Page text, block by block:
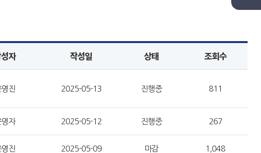
자 작성일 상태 조회수
영진 2025-05-13 진행중 811
영자 2025-05-12 진행중 267
영진 2025-05-09 마감 1,048